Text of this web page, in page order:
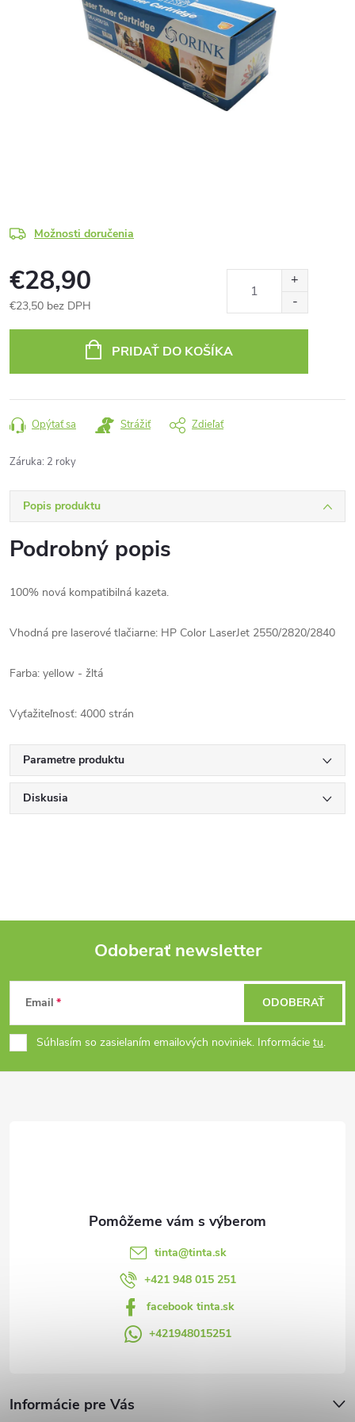
Možnosti doručenia
€28,90
€23,50 bez DPH
PRIDAŤ DO KOŠÍKA
Opýtať sa Strážiť Zdieľať
Záruka: 2 roky
Popis produktu
Podrobný popis
100% nová kompatibilná kazeta.
Vhodná pre laserové tlačiarne: HP Color LaserJet 2550/2820/2840
Farba: yellow - žltá
Vyťažiteľnosť: 4000 strán
Parametre produktu
Diskusia
Z
á
p
Odoberať newsletter
Email
Súhlasím so zasielaním emailových noviniek. Informácie tu.
ODOBERAŤ
tinta@tinta.sk
+421 948 015 251
facebook tinta.sk
+421948015251
Informácie pre Vás